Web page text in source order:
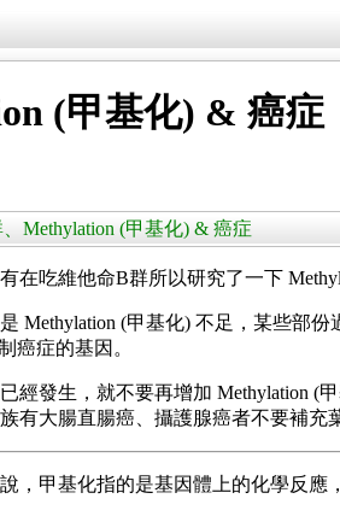
(甲基化) & 癌症
Methylation (甲基化) & 癌症
在吃維他命B群所以研究了一下
Methylation (甲基化) 不足，某些部
癌症的基因。
經發生，就不要再增加 Methylation (
有大腸直腸癌、攝護腺癌者不要補充
，甲基化指的是基因體上的化學反